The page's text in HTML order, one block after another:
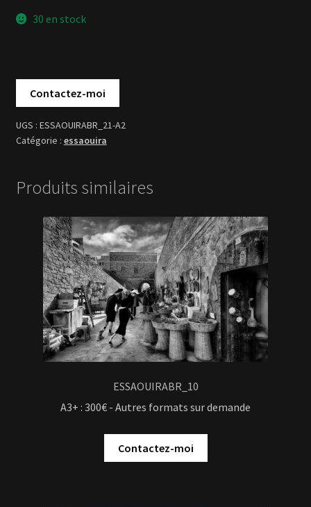
30 en stock
ESSAOUIRABR_21-A2
essaouira
Produits similaires
ESSAOUIRABR_10
A3+ : 300€ - Autres formats sur demande
Contactez-moi